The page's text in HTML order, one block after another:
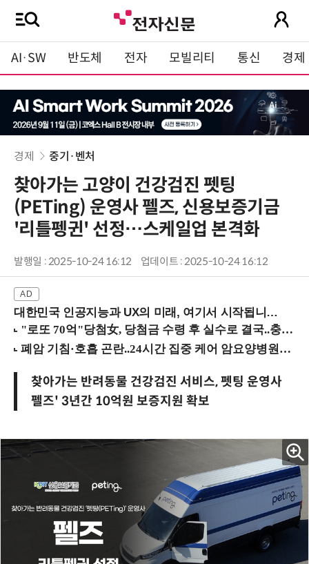
AI·SW 반도체 전자 모빌리티 통신 경제
경제 중기·벤처
찾아가는 고양이 건강검진 펫팅
(PETing) 운영사 펠즈, 신용보증기금
'리틀펭귄' 선정…스케일업 본격화
발행일 : 2025-10-24 16:12 업데이트 : 2025-10-24 16:12
대한민국 인공지능과 UX의 미래, 여기서 시작됩니다! (9/2 강남역)
찾아가는 반려동물 건강검진 서비스, 펫팅 운영사
펠즈' 3년간 10억원 보증지원 확보